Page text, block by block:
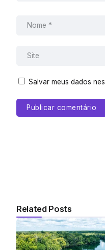
Salvar meus dados
Related Posts